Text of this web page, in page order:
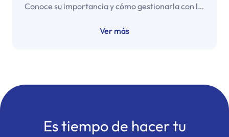
Conoce su importancia y cómo gestionarla con la
Ver más
Es tiempo de hacer tu